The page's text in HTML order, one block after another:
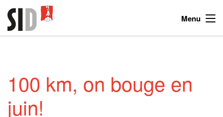
Menu
100 km, on bouge en
juin!